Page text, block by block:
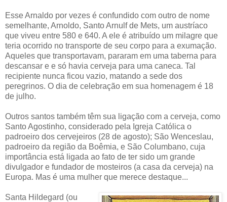
Esse Arnaldo por vezes é confundido com outro de nome
semelhante, Arnoldo, Santo Arnulf de Mets, um austríaco
que viveu entre 580 e 640. A ele é atribuído um milagre que
teria ocorrido no transporte de seu corpo para a exumação.
Aqueles que transportavam, pararam em uma taberna para
descansar e e só havia cerveja para uma caneca. Tal
recipiente nunca ficou vazio, matando a sede dos
peregrinos. O dia de celebração em sua homenagem é 18
de julho.
Outros santos também têm sua ligação com a cerveja, como
Santo Agostinho, considerado pela Igreja Católica o
padroeiro dos cervejeiros (28 de agosto); São Wenceslau,
padroeiro da região da Boêmia, e São Columbano, cuja
importância está ligada ao fato de ter sido um grande
divulgador e fundador de mosteiros (a casa da cerveja) na
Europa. Mas é uma mulher que merece destaque...
Santa Hildegard (ou